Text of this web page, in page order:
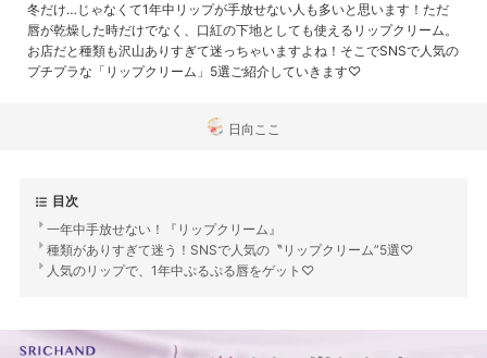
冬だけ…じゃなくて1年中リップが手放せない人も多いと思います！ただ
唇が乾燥した時だけでなく、口紅の下地としても使えるリップクリーム。
お店だと種類も沢山ありすぎて迷っちゃいますよね！そこでSNSで人気の
プチプラな「リップクリーム」5選ご紹介していきます♡
日向ここ
目次
一年中手放せない！『リップクリーム』
種類がありすぎて迷う！SNSで人気の〝リップクリーム”5選♡
人気のリップで、1年中ぷるぷる唇をゲット♡